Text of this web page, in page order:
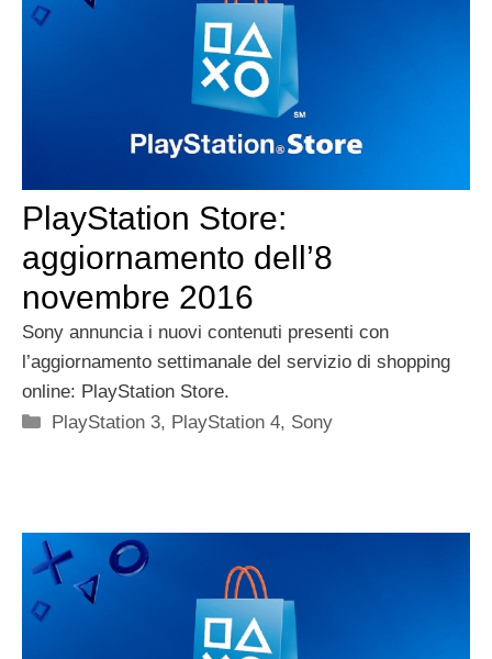
PlayStation Store:
aggiornamento dell’8
novembre 2016
Sony annuncia i nuovi contenuti presenti con
l’aggiornamento settimanale del servizio di shopping
online: PlayStation Store.
Categorie
PlayStation 3, PlayStation 4, Sony